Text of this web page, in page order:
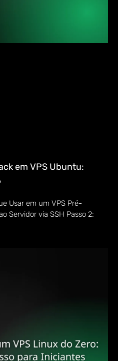
em VPS Ubuntu:
Usar em um VPS Pré-
Servidor via SSH Passo 2: